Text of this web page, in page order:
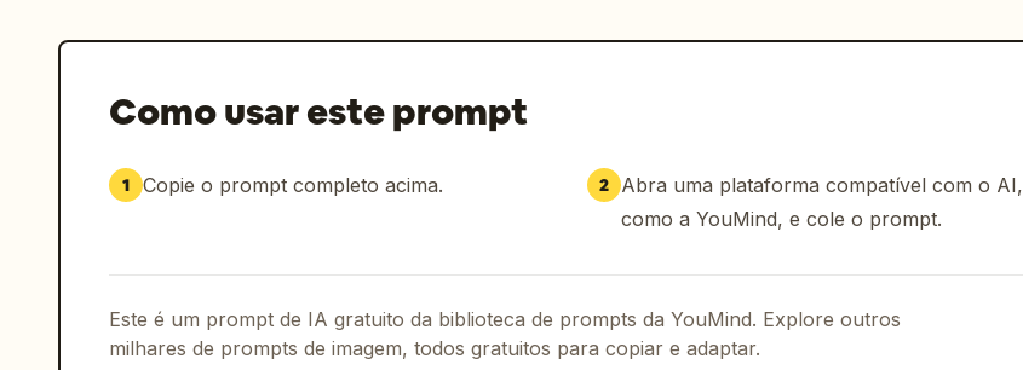
Como usar este prompt
1 Copie o prompt completo acima. 2 Abra uma plataforma compatível com o AI,
como a YouMind, e cole o prompt.
Este é um prompt de IA gratuito da biblioteca de prompts da YouMind. Explore outros
milhares de prompts de imagem, todos gratuitos para copiar e adaptar.